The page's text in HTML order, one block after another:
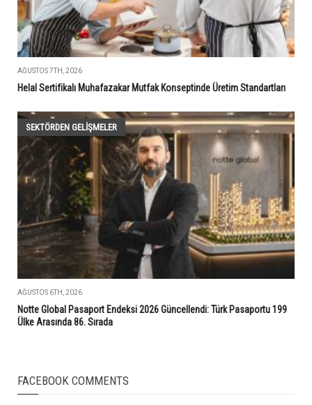
AĞUSTOS 7TH, 2026
Helal Sertifikalı Muhafazakar Mutfak Konseptinde Üretim Standartları
SEKTÖRDEN GELIŞMELER
AĞUSTOS 6TH, 2026
Notte Global Pasaport Endeksi 2026 Güncellendi: Türk Pasaportu 199
Ülke Arasında 86. Sırada
FACEBOOK COMMENTS